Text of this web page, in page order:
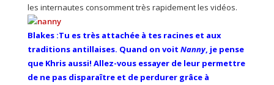
les internautes consomment très rapidement les vidéos.
Blakes :Tu es très attachée à tes racines et aux
traditions antillaises. Quand on voit Nanny, je pense
que Khris aussi! Allez-vous essayer de leur permettre
de ne pas disparaître et de perdurer grâce à